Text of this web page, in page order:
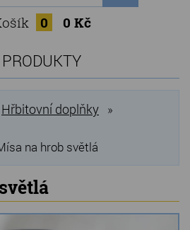
0 0 Kč
PRODUKTY
Hřbitovní doplňky »
na hrob světlá